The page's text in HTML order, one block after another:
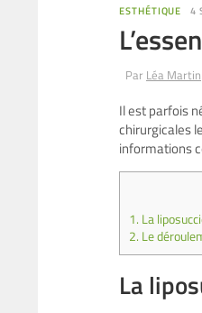
ESTHÉTIQUE 4
Par Léa Martin
Il est parfois
chirurgicales
informations
1. La
2. Le
La